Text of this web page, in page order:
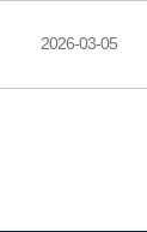
2026-03-05